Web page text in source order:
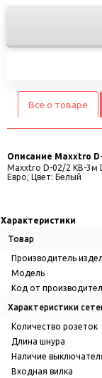
Все о товаре
Описание Maxxtro
Maxxtro D-02/2 KB-3м
Евро; Цвет: Белый
Характеристики
Товар
Производитель
Модель
Код от
Характеристики
Количество розеток
Длина шнура
Наличие
Входная вилка